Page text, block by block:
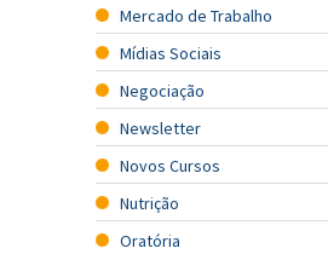
Mercado de Trabalho
Mídias Sociais
Negociação
Newsletter
Novos Cursos
Nutrição
Oratória